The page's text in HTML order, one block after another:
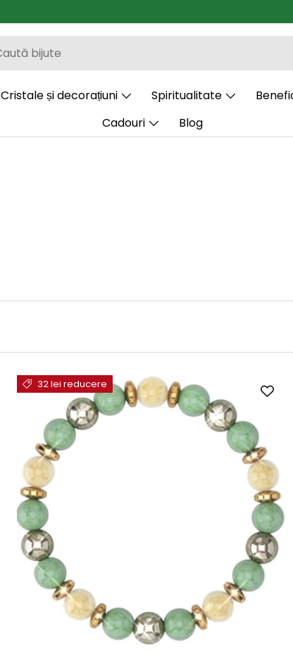
Cristale și decorațiuni Spiritualitate
Cadouri
Blog
32 lei reducere